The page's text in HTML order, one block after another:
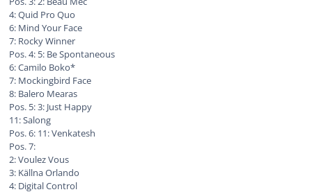
4: Quid Pro Quo
6: Mind Your Face
7: Rocky Winner
Pos. 4: 5: Be Spontaneous
6: Camilo Boko*
7: Mockingbird Face
8: Balero Mearas
Pos. 5: 3: Just Happy
11: Salong
Pos. 6: 11: Venkatesh
Pos. 7:
2: Voulez Vous
3: Källna Orlando
4: Digital Control